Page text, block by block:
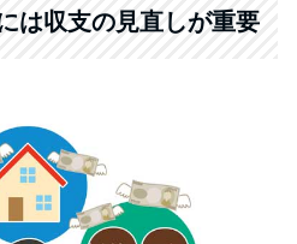
は収支の見直しが重要